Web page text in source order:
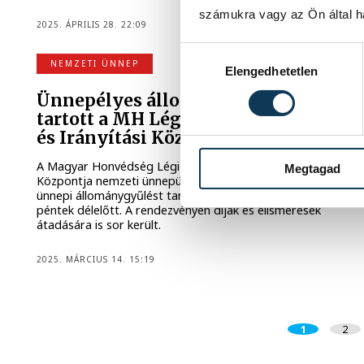
számukra vagy az Ön által
Elengedhetetlen
Megtagad
2025. ÁPRILIS 28. 22:09
NEMZETI ÜNNEP
Ünnepélyes állománygyűlést
tartott a MH Légi Műveleti Vezetési
és Irányítási Központja
A Magyar Honvédség Légi Műveleti Vezetési és Irányítási
Központja nemzeti ünnepünk, március 15-e alkalmából
ünnepi állománygyűlést tartott az Agóra dísztermében
péntek délelőtt. A rendezvényen díjak és elismerések
átadására is sor került.
2025. MÁRCIUS 14. 15:19
1 2